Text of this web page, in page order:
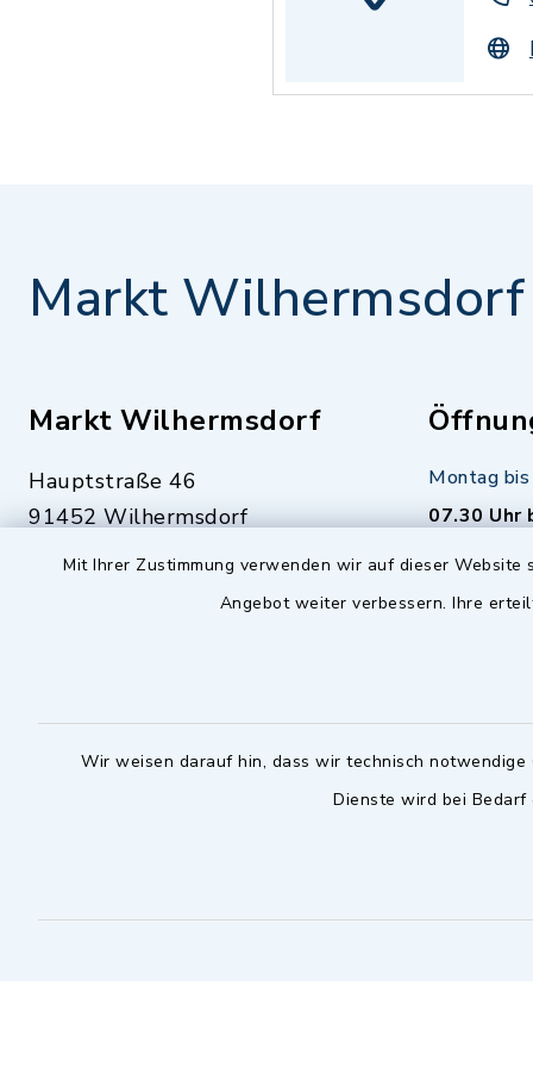
Mit Ihrer Zustimmung verwenden wir auf dieser
Angebot weiter verbessern. Ihre
Wir weisen darauf hin, dass wir technisch
Dienste wird bei
Markt Wilhermsdorf
Markt Wilhermsdorf
Hauptstraße 46
91452 Wilhermsdorf
09102 9958-0
09102 9958-111
Notfallnummer Bauhof
Montag
07.30 Uhr
Dienstag
16.30 bis
möglich -